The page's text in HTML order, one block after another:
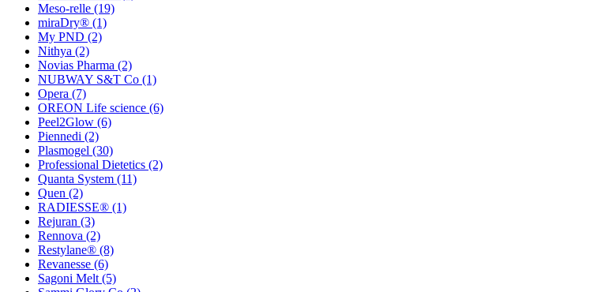
Meso-relle (19)
miraDry® (1)
My PND (2)
Nithya (2)
Novias Pharma (2)
NUBWAY S&T Co (1)
Opera (7)
OREON Life science (6)
Peel2Glow (6)
Piennedi (2)
Plasmogel (30)
Professional Dietetics (2)
Quanta System (11)
Quen (2)
RADIESSE® (1)
Rejuran (3)
Rennova (2)
Restylane® (8)
Revanesse (6)
Sagoni Melt (5)